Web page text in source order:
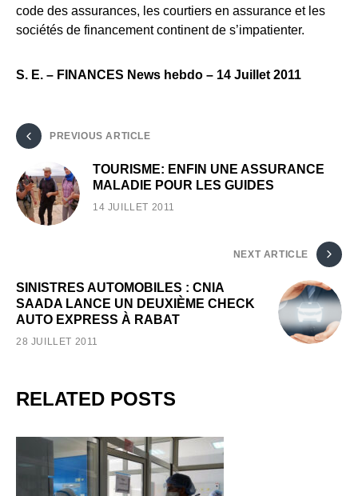
code des assurances, les courtiers en assurance et les
sociétés de financement continent de s’impatienter.
S. E. – FINANCES News hebdo – 14 Juillet 2011
PREVIOUS ARTICLE
TOURISME: ENFIN UNE ASSURANCE
MALADIE POUR LES GUIDES
14 JUILLET 2011
NEXT ARTICLE
SINISTRES AUTOMOBILES : CNIA
SAADA LANCE UN DEUXIÈME CHECK
AUTO EXPRESS À RABAT
28 JUILLET 2011
RELATED POSTS